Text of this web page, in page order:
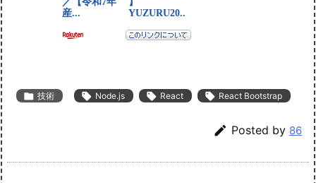
 技術  Node.js  React  React Bootstrap
 Posted by 86